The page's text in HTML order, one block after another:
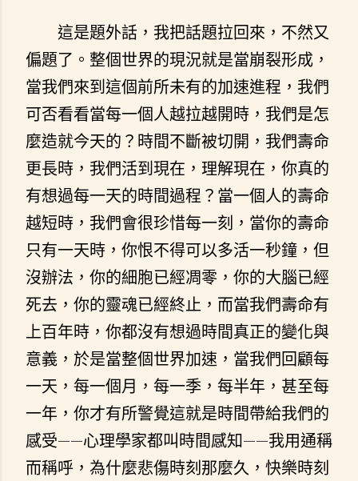
這是題外話，我把話題拉回來，不然又
偏題了。整個世界的現況就是當崩裂形成，
當我們來到這個前所未有的加速進程，我們
可否看看當每一個人越拉越開時，我們是怎
麼造就今天的？時間不斷被切開，我們壽命
更長時，我們活到現在，理解現在，你真的
有想過每一天的時間過程？當一個人的壽命
越短時，我們會很珍惜每一刻，當你的壽命
只有一天時，你恨不得可以多活一秒鐘，但
沒辦法，你的細胞已經凋零，你的大腦已經
死去，你的靈魂已經終止，而當我們壽命有
上百年時，你都沒有想過時間真正的變化與
意義，於是當整個世界加速，當我們回顧每
一天，每一個月，每一季，每半年，甚至每
一年，你才有所警覺這就是時間帶給我們的
感受——心理學家都叫時間感知——我用通稱
而稱呼，為什麼悲傷時刻那麼久，快樂時刻